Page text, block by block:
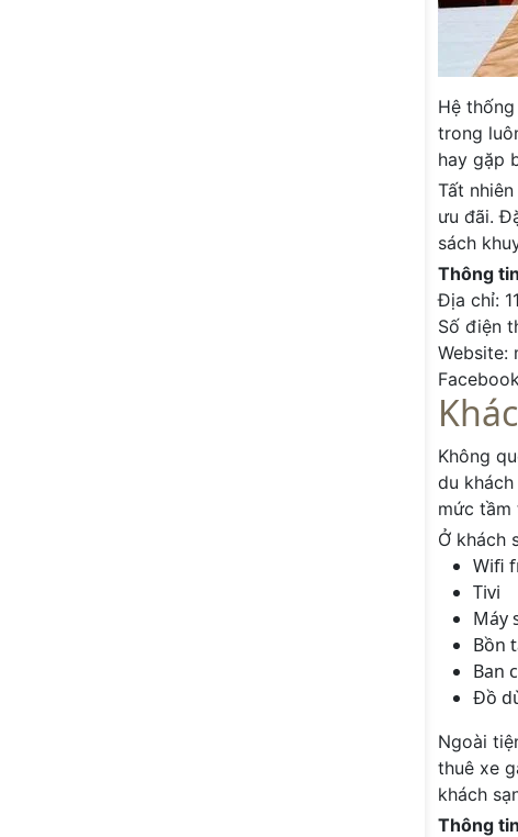
Hệ
trong
hay gặp
Tất
ưu đãi.
sách
Thông
Địa chỉ:
Số điện
Website:
Không
du
mức tầm
Ở khách
Wifi
Tivi
Máy
Bồn
Ban
Đồ
Ngoài
thuê xe
khách
Thông